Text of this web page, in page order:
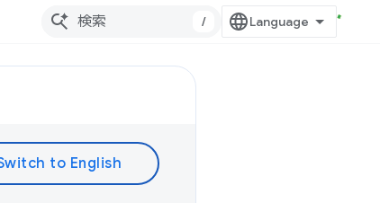
/